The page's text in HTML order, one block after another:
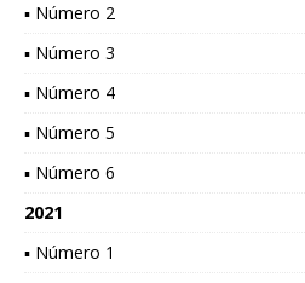
▪ Número 2
▪ Número 3
▪ Número 4
▪ Número 5
▪ Número 6
2021
▪ Número 1